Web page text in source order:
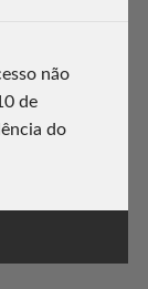
não
de
do